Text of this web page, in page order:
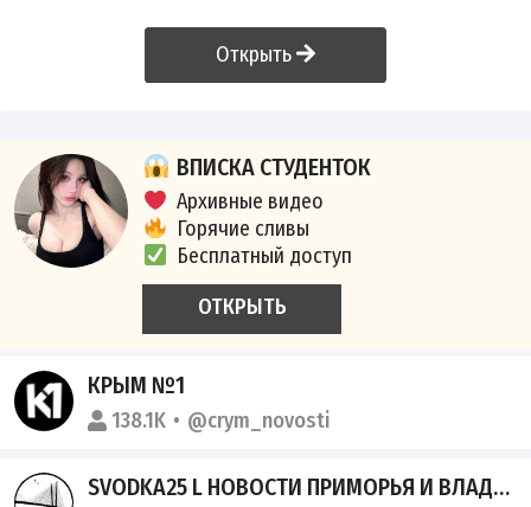
Открыть
ВПИСКА СТУДЕНТОК
Архивные видео
Горячие сливы
Бесплатный доступ
ОТКРЫТЬ
КРЫМ №1
138.1K @crym_novosti
SVODKA25 L НОВОСТИ ПРИМОРЬЯ И ВЛАДИВОСТОКА